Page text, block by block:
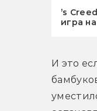
’s
игра
И это